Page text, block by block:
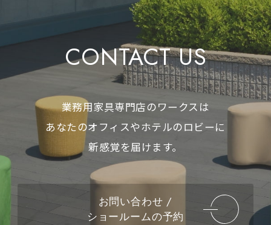
CONTACT US
業務用家具専門店のワークスは
あなたのオフィスやホテルのロビーに
新感覚を届けます。
お問い合わせ /
ショールームの予約